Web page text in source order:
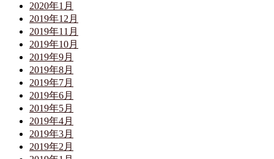
2020年1月
2019年12月
2019年11月
2019年10月
2019年9月
2019年8月
2019年7月
2019年6月
2019年5月
2019年4月
2019年3月
2019年2月